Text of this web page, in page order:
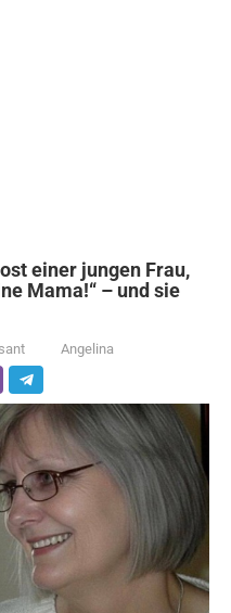
einer jungen Frau,
Mama!“ – und sie
Angelina